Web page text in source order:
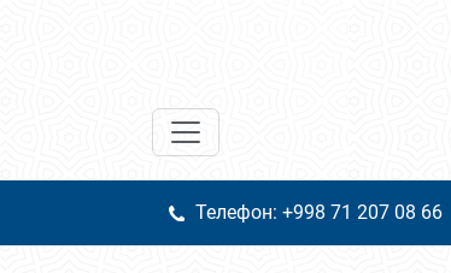
Телефон: +998 71 207 08 66